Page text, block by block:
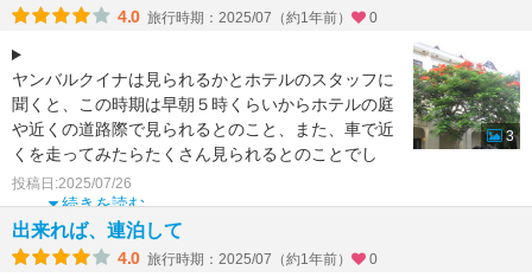
4.0 旅行時期：2025/07（約1年前） 0
ヤンバルクイナは見られるかとホテルのスタッフに
聞くと、この時期は早朝５時くらいからホテルの庭
や近くの道路際で見られるとのこと、また、車で近
くを走ってみたらたくさん見られるとのことでし
た。超早起きして、
続きを読む
投稿日:2025/07/26
3
出来れば、連泊して
4.0 旅行時期：2025/07（約1年前） 0